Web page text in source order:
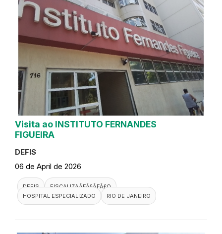
Visita ao INSTITUTO FERNANDES
FIGUEIRA
DEFIS
06 de April de 2026
DEFIS
FISCALIZAÃƑÂ§ÃƑÂ£O
HOSPITAL ESPECIALIZADO
RIO DE JANEIRO